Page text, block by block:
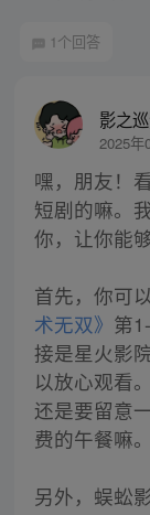
1个回答
影之
2025年
嘿，朋友！
短剧的嘛。
你，让你能
首先，你可
术无双》 第
接是星火影
以放心观看
还是要留意
费的午餐嘛。
另外，蜈蚣